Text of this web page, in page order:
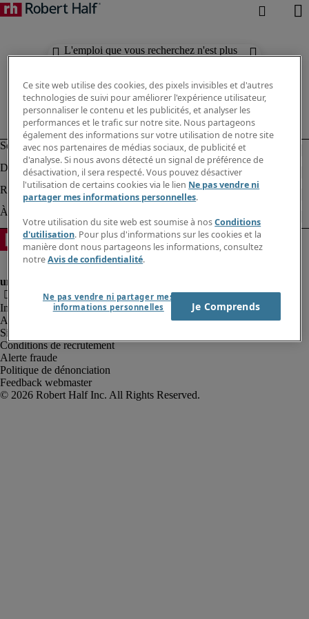
L'emploi que vous recherchez n'est plus
Informations sur la société
Avis de confidentialité
Site web et cookies
Conditions de recrutement
Alerte fraude
Politique de dénonciation
Feedback webmaster
Ce site web utilise des cookies, des pixels invisibles et d'autres
technologies de suivi pour améliorer l'expérience utilisateur,
personnaliser le contenu et les publicités, et analyser les
performances et le trafic sur notre site. Nous partageons
également des informations sur votre utilisation de notre site
avec nos partenaires de médias sociaux, de publicité et
d'analyse. Si nous avons détecté un signal de préférence de
désactivation, il sera respecté. Vous pouvez désactiver
l'utilisation de certains cookies via le lien Ne pas vendre ni
partager mes informations personnelles.
Votre utilisation du site web est soumise à nosConditions
d'utilisation. Pour plus d'informations sur les cookies et la
manière dont nous partageons les informations, consultez
notreAvis de confidentialité.
Ne pas vendre ni partager mes
informations personnelles
Je Comprends